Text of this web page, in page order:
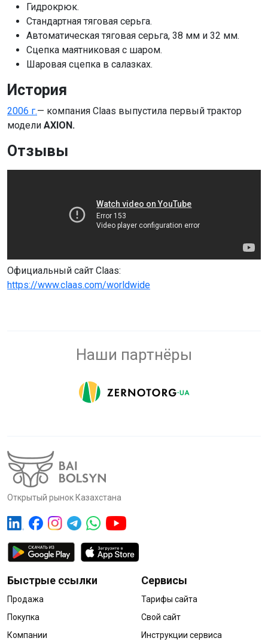
Гидрокрюк.
Стандартная тяговая серьга.
Автоматическая тяговая серьга, 38 мм и 32 мм.
Сцепка маятниковая с шаром.
Шаровая сцепка в салазках.
История
2006 г.— компания Claas выпустила первый трактор
модели AXION.
Отзывы
Официальный сайт Claas:
https://www.claas.com/worldwide
Наши партнёры
Открытый рынок Казахстана
Быстрые ссылки
Продажа
Покупка
Компании
Сервисы
Тарифы сайта
Свой сайт
Инструкции сервиса